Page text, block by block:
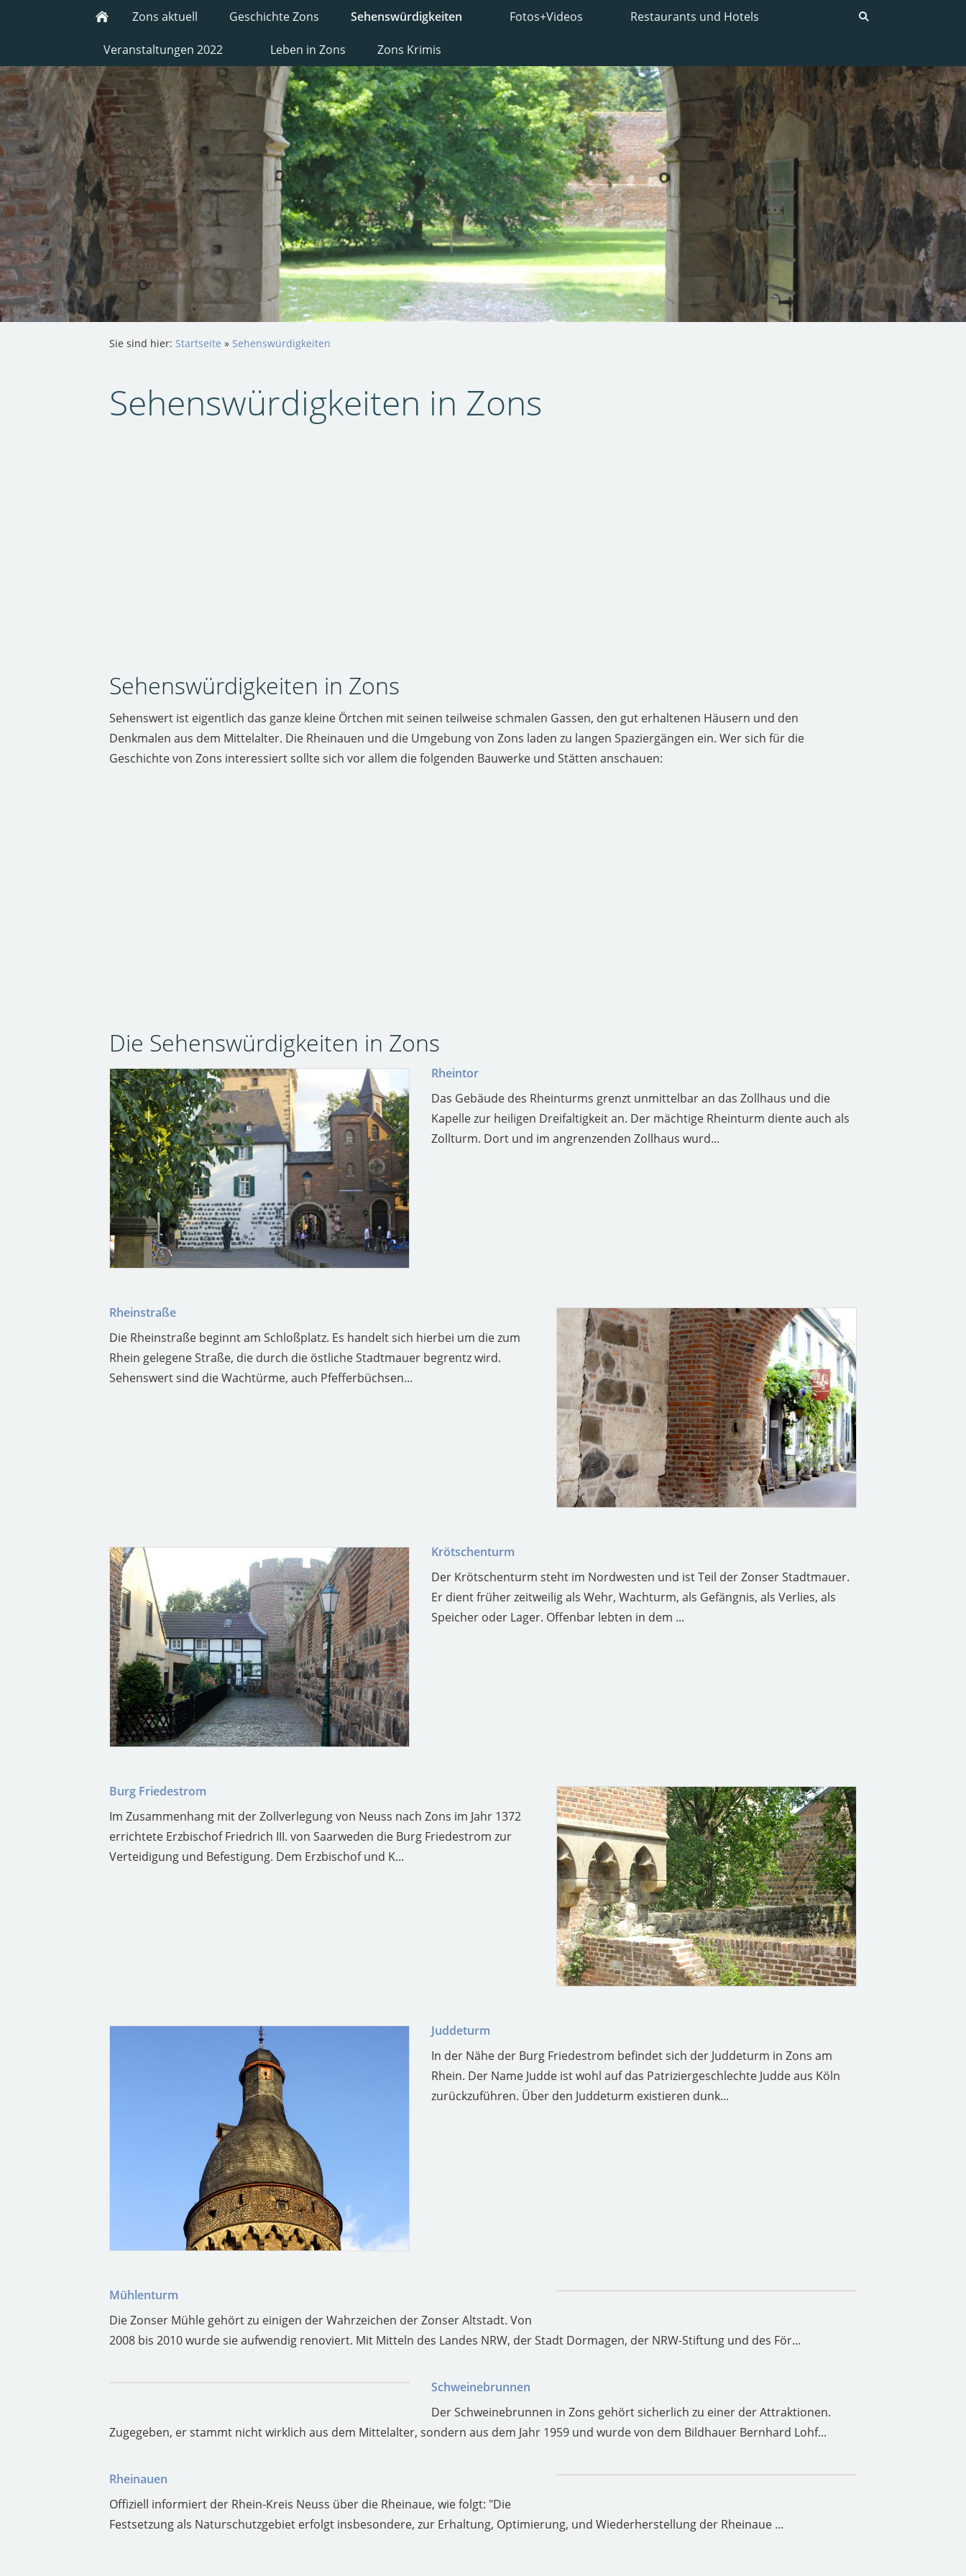
Zons aktuell Geschichte Zons Sehenswürdigkeiten Fotos+Videos Restaurants und Hotels
Veranstaltungen 2022 Leben in Zons Zons Krimis
Sie sind hier: Startseite » Sehenswürdigkeiten
Sehenswürdigkeiten in Zons
Sehenswürdigkeiten in Zons
Sehenswert ist eigentlich das ganze kleine Örtchen mit seinen teilweise schmalen Gassen, den gut erhaltenen Häusern und den
Denkmalen aus dem Mittelalter. Die Rheinauen und die Umgebung von Zons laden zu langen Spaziergängen ein. Wer sich für die
Geschichte von Zons interessiert sollte sich vor allem die folgenden Bauwerke und Stätten anschauen:
Die Sehenswürdigkeiten in Zons
Rheintor
Das Gebäude des Rheinturms grenzt unmittelbar an das Zollhaus und die
Kapelle zur heiligen Dreifaltigkeit an. Der mächtige Rheinturm diente auch als
Zollturm. Dort und im angrenzenden Zollhaus wurd...
Rheinstraße
Die Rheinstraße beginnt am Schloßplatz. Es handelt sich hierbei um die zum
Rhein gelegene Straße, die durch die östliche Stadtmauer begrentz wird.
Sehenswert sind die Wachtürme, auch Pfefferbüchsen...
Krötschenturm
Der Krötschenturm steht im Nordwesten und ist Teil der Zonser Stadtmauer.
Er dient früher zeitweilig als Wehr, Wachturm, als Gefängnis, als Verlies, als
Speicher oder Lager. Offenbar lebten in dem ...
Burg Friedestrom
Im Zusammenhang mit der Zollverlegung von Neuss nach Zons im Jahr 1372
errichtete Erzbischof Friedrich III. von Saarweden die Burg Friedestrom zur
Verteidigung und Befestigung. Dem Erzbischof und K...
Juddeturm
In der Nähe der Burg Friedestrom befindet sich der Juddeturm in Zons am
Rhein. Der Name Judde ist wohl auf das Patriziergeschlechte Judde aus Köln
zurückzuführen. Über den Juddeturm existieren dunk...
Mühlenturm
Die Zonser Mühle gehört zu einigen der Wahrzeichen der Zonser Altstadt. Von
2008 bis 2010 wurde sie aufwendig renoviert. Mit Mitteln des Landes NRW, der Stadt Dormagen, der NRW-Stiftung und des För...
Schweinebrunnen
Der Schweinebrunnen in Zons gehört sicherlich zu einer der Attraktionen.
Zugegeben, er stammt nicht wirklich aus dem Mittelalter, sondern aus dem Jahr 1959 und wurde von dem Bildhauer Bernhard Lohf...
Rheinauen
Offiziell informiert der Rhein-Kreis Neuss über die Rheinaue, wie folgt: "Die
Festsetzung als Naturschutzgebiet erfolgt insbesondere, zur Erhaltung, Optimierung, und Wiederherstellung der Rheinaue ...